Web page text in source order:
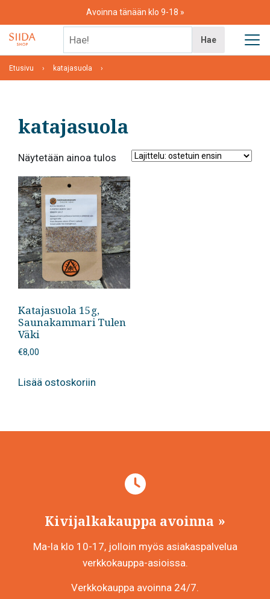
content
Avoinna tänään klo 9-18
Hae
Etusivu katajasuola
katajasuola
Näytetään ainoa tulos
Katajasuola 15g,
Saunakammari Tulen
Väki
€8,00
Lisää ostoskoriin
Kivijalkakauppa avoinna
Ma-la klo 10-17, jolloin myös asiakaspalvelua
verkkokauppa-asioissa.
Verkkokauppa avoinna 24/7.